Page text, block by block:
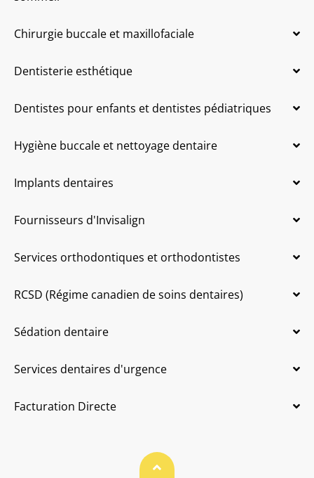
Chirurgie buccale et maxillofaciale
Dentisterie esthétique
Dentistes pour enfants et dentistes pédiatriques
Hygiène buccale et nettoyage dentaire
Implants dentaires
Fournisseurs d'Invisalign
Services orthodontiques et orthodontistes
RCSD (Régime canadien de soins dentaires)
Sédation dentaire
Services dentaires d'urgence
Facturation Directe
Haut de page